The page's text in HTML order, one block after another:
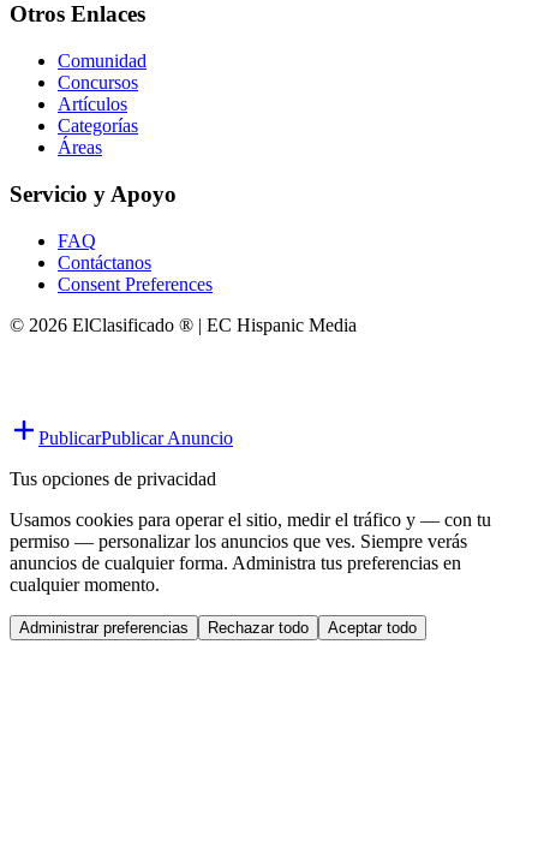
Otros Enlaces
Comunidad
Concursos
Artículos
Categorías
Áreas
Servicio y Apoyo
FAQ
Contáctanos
Consent Preferences
© 2026 ElClasificado ® | EC Hispanic Media
PublicarPublicar Anuncio
Tus opciones de privacidad
Usamos cookies para operar el sitio, medir el tráfico y — con tu
permiso — personalizar los anuncios que ves. Siempre verás
anuncios de cualquier forma. Administra tus preferencias en
cualquier momento.
Administrar preferencias Rechazar todo Aceptar todo